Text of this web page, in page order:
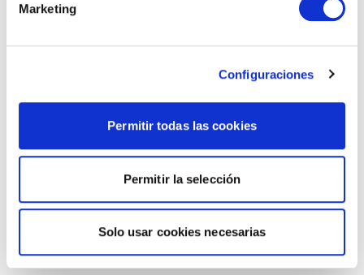
Marketing
Configuraciones
Permitir todas las cookies
Permitir la selección
Solo usar cookies necesarias